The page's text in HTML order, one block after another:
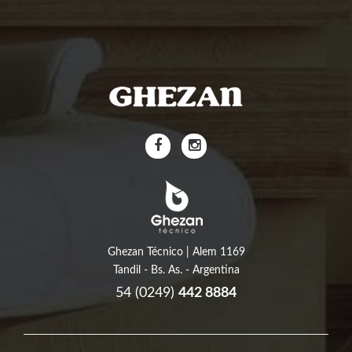
Ghezan Técnico | Alem 1169
Tandil - Bs. As. - Argentina
54 (0249) 442 8884